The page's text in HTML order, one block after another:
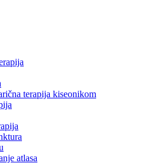
terapija kiseonikom
atlasa